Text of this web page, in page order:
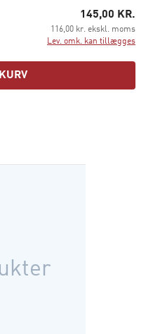
145,00 KR.
116,00 kr. ekskl. moms
Lev. omk. kan tillægges